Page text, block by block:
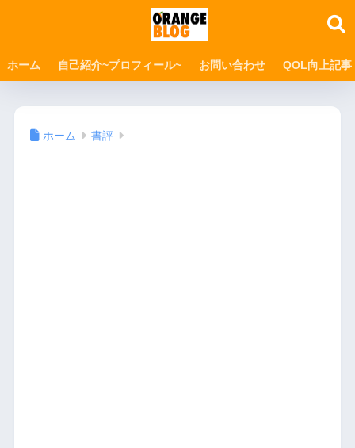
ホーム 自己紹介~プロフィール~ お問い合わせ QOL向上記事
ホーム 書評